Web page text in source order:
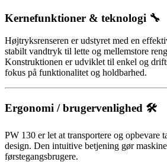
Kernefunktioner & teknologi 🔧
Højtryksrenseren er udstyret med en
stabilt vandtryk til lette og mellemstore
Konstruktionen er udviklet til enkel og
fokus på funktionalitet og holdbarhed.
Ergonomi / brugervenlighed 🛠️
PW 130 er let at transportere og opbevare
design. Den intuitive betjening gør
førstegangsbrugere.